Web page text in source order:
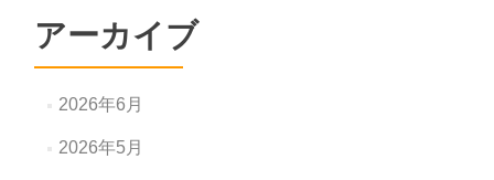
アーカイブ
2026年6月
2026年5月